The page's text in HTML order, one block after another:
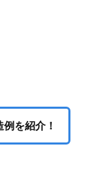
を紹介！